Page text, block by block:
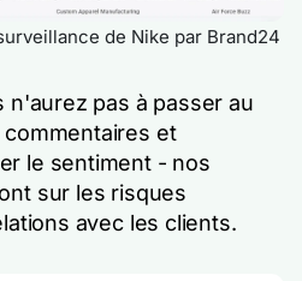
de Nike par Brand24
n'aurez pas à passer au
et
le sentiment - nos
sur les risques
avec les clients.